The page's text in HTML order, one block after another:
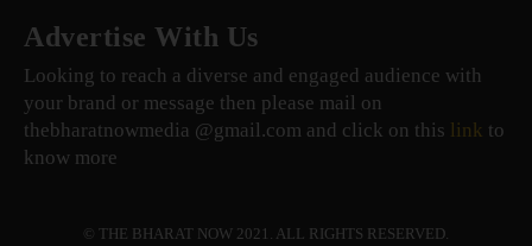
Advertise With Us
Looking to reach a diverse and engaged audience with
your brand or message then please mail on
thebharatnowmedia @gmail.com and click on this link to
know more
© THE BHARAT NOW 2021. ALL RIGHTS RESERVED.